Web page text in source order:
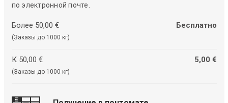
по электронной почте.
Более 50,00 €
(Заказы до 1000 кг)
Бесплатно
К 50,00 €
(Заказы до 1000 кг)
5,00 €